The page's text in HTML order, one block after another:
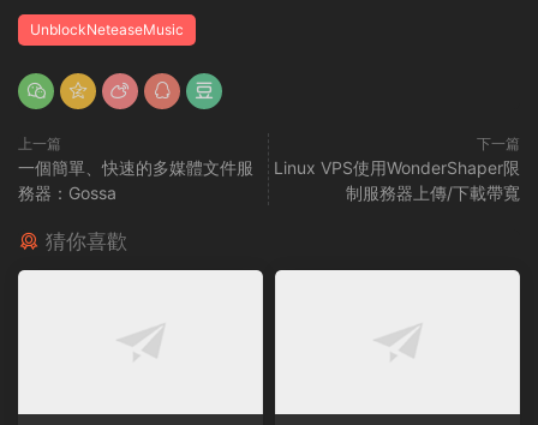
UnblockNeteaseMusic
上一篇
一個簡單、快速的多媒體文件服
務器：Gossa
下一篇
Linux VPS使用WonderShaper限
制服務器上傳/下載帶寬
猜你喜歡